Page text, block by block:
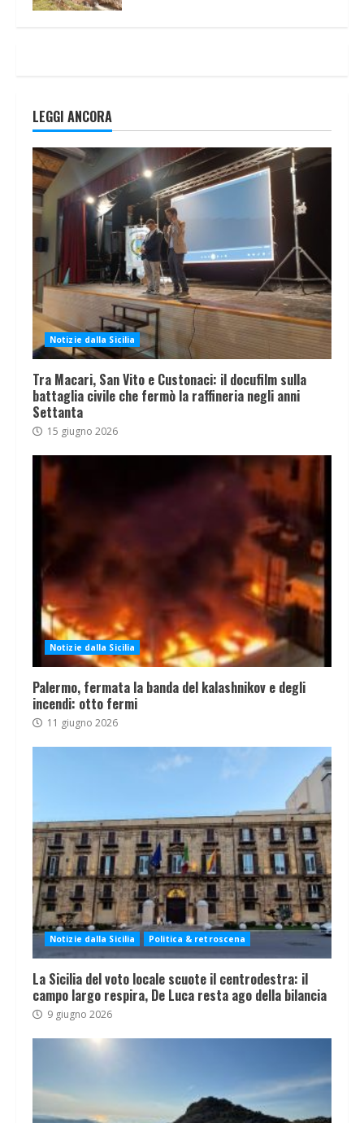
LEGGI ANCORA
Notizie dalla Sicilia
Tra Macari, San Vito e Custonaci: il docufilm sulla
battaglia civile che fermò la raffineria negli anni
Settanta
15 giugno 2026
Notizie dalla Sicilia
Palermo, fermata la banda del kalashnikov e degli
incendi: otto fermi
11 giugno 2026
Notizie dalla Sicilia Politica & retroscena
La Sicilia del voto locale scuote il centrodestra: il
campo largo respira, De Luca resta ago della bilancia
9 giugno 2026